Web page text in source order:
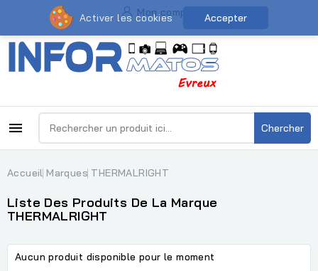
Mon compte
 Chercher
Accueil Marques THERMALRIGHT
Liste Des Produits De La Marque
THERMALRIGHT
Aucun produit disponible pour le moment
Activer les cookies Accepter